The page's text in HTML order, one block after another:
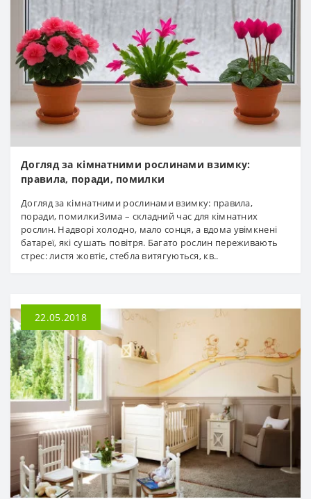
Догляд за кімнатними рослинами взимку:
правила, поради, помилки
Догляд за кімнатними рослинами взимку: правила,
поради, помилкиЗима – складний час для кімнатних
рослин. Надворі холодно, мало сонця, а вдома увімкнені
батареї, які сушать повітря. Багато рослин переживають
стрес: листя жовтіє, стебла витягуються, кв..
22.05.2018